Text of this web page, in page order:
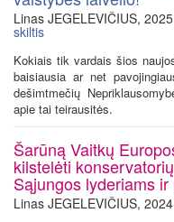
Linas JEGELEVIČIUS,
skiltis
Kokiais tik vardais šios
baisiausia ar net
dešimtmečių
apie tai teirausitės.
Šarūną Vaitkų
kilstelėti
Sąjungos lyderiams
Linas JEGELEVIČIUS,